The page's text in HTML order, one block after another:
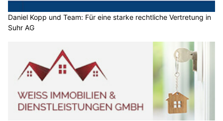
Daniel Kopp und Team: Für eine starke rechtliche Vertretung in
Suhr AG